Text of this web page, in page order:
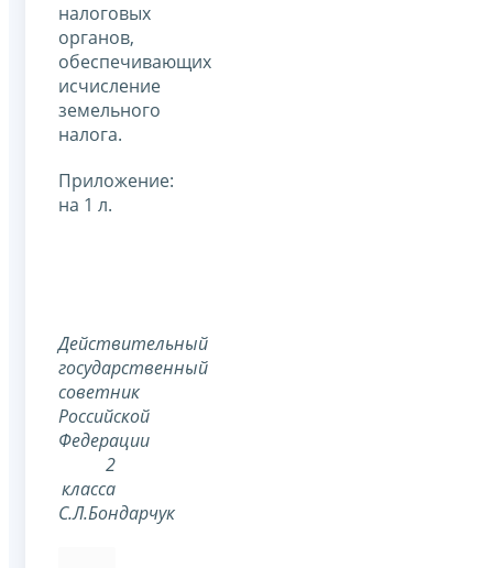
налоговых
органов,
обеспечивающих
исчисление
земельного
налога.
Приложение:
на 1 л.
Действительный
государственный
советник
Российской
Федерации
2
класса
С.Л.Бондарчук